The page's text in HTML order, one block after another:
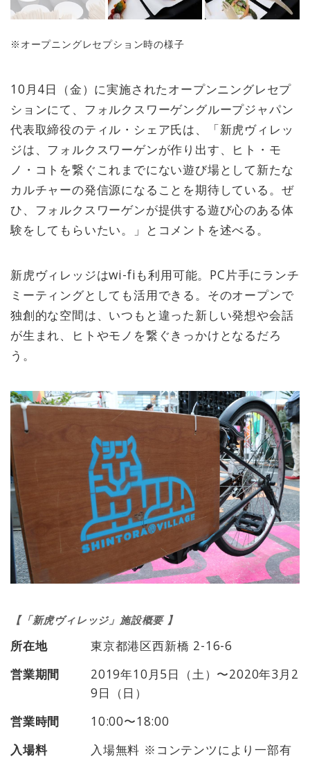
※オープニングレセプション時の様子
10月4日（金）に実施されたオープンニングレセプ
ションにて、フォルクスワーゲングループジャパン
代表取締役のティル・シェア氏は、「新虎ヴィレッ
ジは、フォルクスワーゲンが作り出す、ヒト・モ
ノ・コトを繋ぐこれまでにない遊び場として新たな
カルチャーの発信源になることを期待している。ぜ
ひ、フォルクスワーゲンが提供する遊び心のある体
験をしてもらいたい。」とコメントを述べる。
新虎ヴィレッジはwi-fiも利用可能。PC片手にランチ
ミーティングとしても活用できる。そのオープンで
独創的な空間は、いつもと違った新しい発想や会話
が生まれ、ヒトやモノを繋ぐきっかけとなるだろ
う。
所在地
東京都港区西新橋 2-16-6
営業期間
2019年10月5日（土）〜2020年3月2
9日（日）
営業時間
10:00〜18:00
入場料
入場無料 ※コンテンツにより一部有
【「新虎ヴィレッジ」施設概要 】